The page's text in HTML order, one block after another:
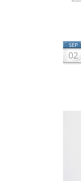
SEP
02